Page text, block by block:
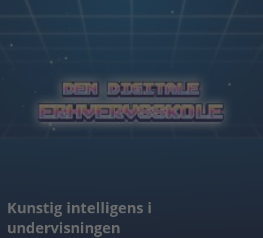
Kunstig intelligens i
undervisningen